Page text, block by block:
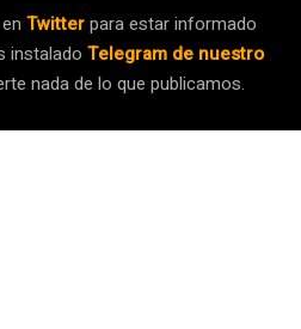
Twitterpara estar informado
instalado Telegram de nuestro
nada de lo que publicamos.